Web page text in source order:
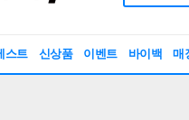
스트 신상품 이벤트 바이백 매